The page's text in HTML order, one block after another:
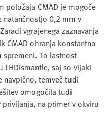
položaja CMAD je mogoče
0,2 mm v
vgrajenega zaznavanja
CMAD ohranja konstantno
To lastnost
saj so vijaki
temveč tudi
omogočila tudi
na primer v okviru